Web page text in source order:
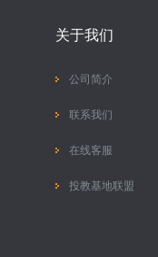
关于我们
公司简介
联系我们
在线客服
投教基地联盟